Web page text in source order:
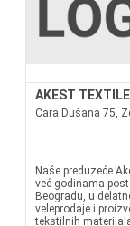
AKEST TEXTILE
Cara Dušana 75,
Naše preduzeće
već godinama
Beogradu, u
veleprodaje i
tekstilnih